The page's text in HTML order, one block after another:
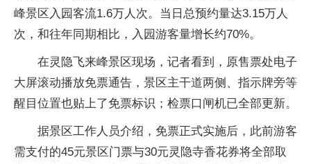
峰景区入园客流1.6万人次。当日总预约量达3.15万人
次，和往年同期相比，入园游客量增长约70%。
在灵隐飞来峰景区现场，记者看到，原售票处电子
大屏滚动播放免票通告，景区主干道两侧、指示牌旁等
醒目位置也贴上了免票标识；检票口闸机已全部更新。
据景区工作人员介绍，免票正式实施后，此前游客
需支付的45元景区门票与30元灵隐寺香花券将全部取